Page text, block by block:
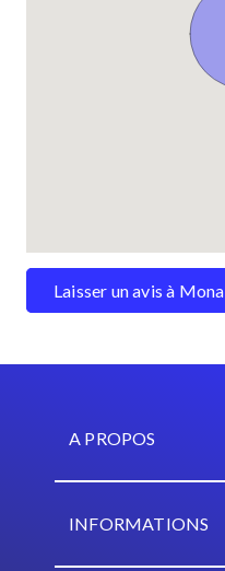
Laisser un avis à Mona
A PROPOS
INFORMATIONS